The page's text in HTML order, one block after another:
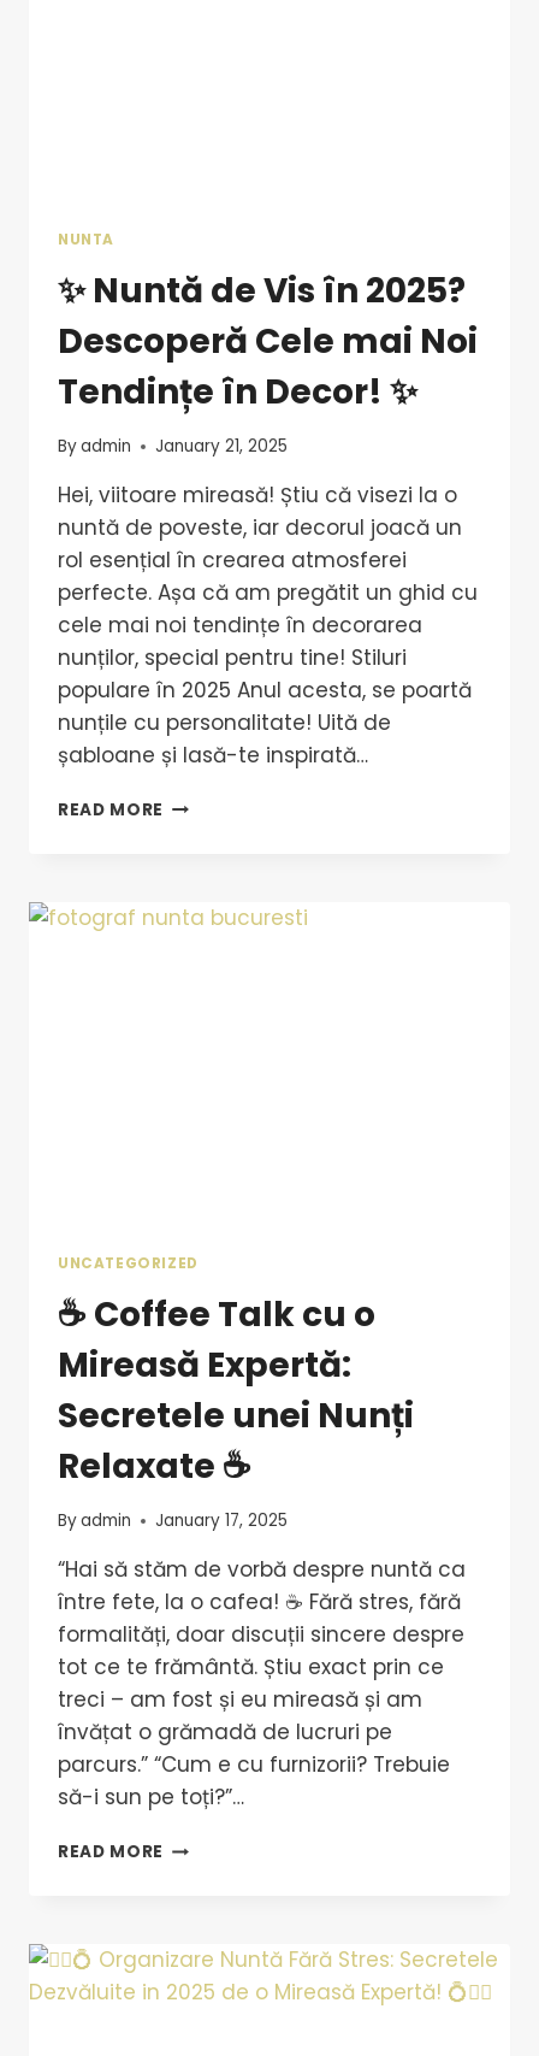
NUNTA
✨ Nuntă de Vis în 2025?
Descoperă Cele mai Noi
Tendințe în Decor! ✨
Byadmin January 21, 2025
Hei, viitoare mireasă! Știu că visezi la o
nuntă de poveste, iar decorul joacă un
rol esențial în crearea atmosferei
perfecte. Așa că am pregătit un ghid cu
cele mai noi tendințe în decorarea
nunților, special pentru tine! Stiluri
populare în 2025 Anul acesta, se poartă
nunțile cu personalitate! Uită de
șabloane și lasă-te inspirată…
READ MORE
UNCATEGORIZED
☕ Coffee Talk cu o
Mireasă Expertă:
Secretele unei Nunți
Relaxate ☕
Byadmin January 17, 2025
“Hai să stăm de vorbă despre nuntă ca
între fete, la o cafea! ☕️ Fără stres, fără
formalități, doar discuții sincere despre
tot ce te frământă. Știu exact prin ce
treci – am fost și eu mireasă și am
învățat o grămadă de lucruri pe
parcurs.” “Cum e cu furnizorii? Trebuie
să-i sun pe toți?”…
READ MORE